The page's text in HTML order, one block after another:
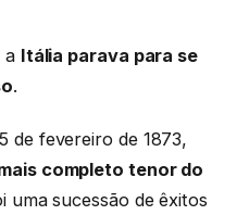
a Itália parava para se
.
de fevereiro de 1873,
completo tenor do
uma sucessão de êxitos